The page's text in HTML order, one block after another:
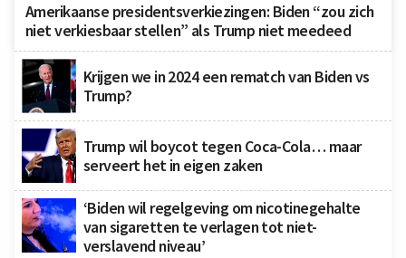
Amerikaanse presidentsverkiezingen: Biden “zou zich
niet verkiesbaar stellen” als Trump niet meedeed
Krijgen we in 2024 een rematch van Biden vs
Trump?
Trump wil boycot tegen Coca-Cola… maar
serveert het in eigen zaken
‘Biden wil regelgeving om nicotinegehalte
van sigaretten te verlagen tot niet-
verslavend niveau’